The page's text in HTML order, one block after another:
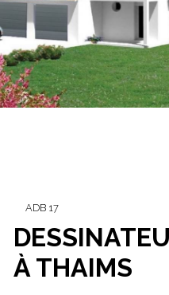
ADB 17
DESSINATEUR DE MAISON
À THAIMS